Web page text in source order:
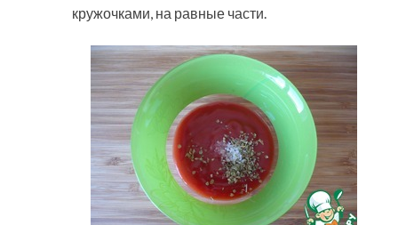
кружочками, на равные части.